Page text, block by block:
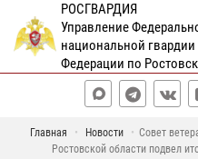
РОСГВАРДИЯ
Управление
национальной
Федерации по
Главная Новости
Совет
Ростовской области подвел